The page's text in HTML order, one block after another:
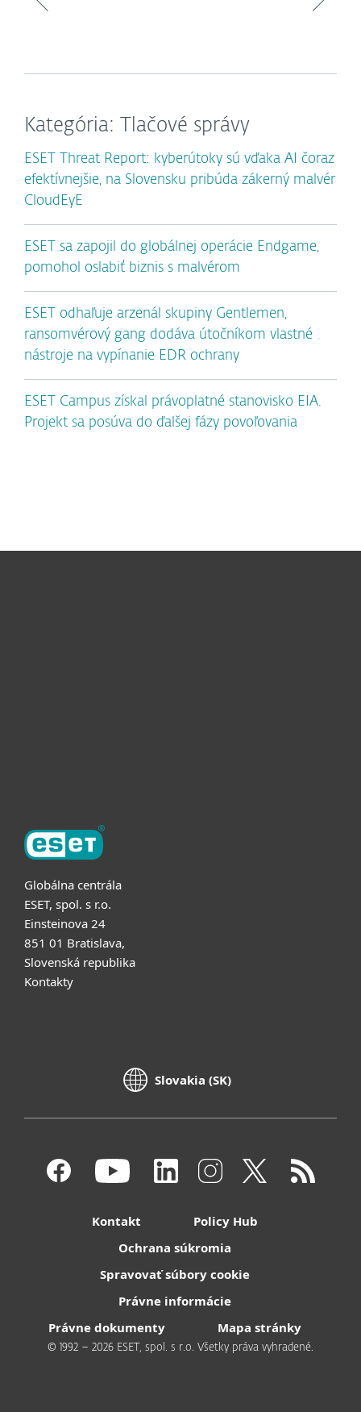
Kategória: Tlačové správy
ESET Threat Report: kyberútoky sú vďaka AI čoraz
efektívnejšie, na Slovensku pribúda zákerný malvér
CloudEyE
ESET sa zapojil do globálnej operácie Endgame,
pomohol oslabiť biznis s malvérom
ESET odhaľuje arzenál skupiny Gentlemen,
ransomvérový gang dodáva útočníkom vlastné
nástroje na vypínanie EDR ochrany
ESET Campus získal právoplatné stanovisko EIA.
Projekt sa posúva do ďalšej fázy povoľovania
Globálna centrála
ESET, spol. s r.o.
Einsteinova 24
851 01 Bratislava,
Slovenská republika
Kontakty
Slovakia (SK)
Kontakt
Policy Hub
Ochrana súkromia
Spravovať súbory cookie
Právne informácie
Právne dokumenty
Mapa stránky
© 1992 – 2026 ESET, spol. s r.o. Všetky práva vyhradené.